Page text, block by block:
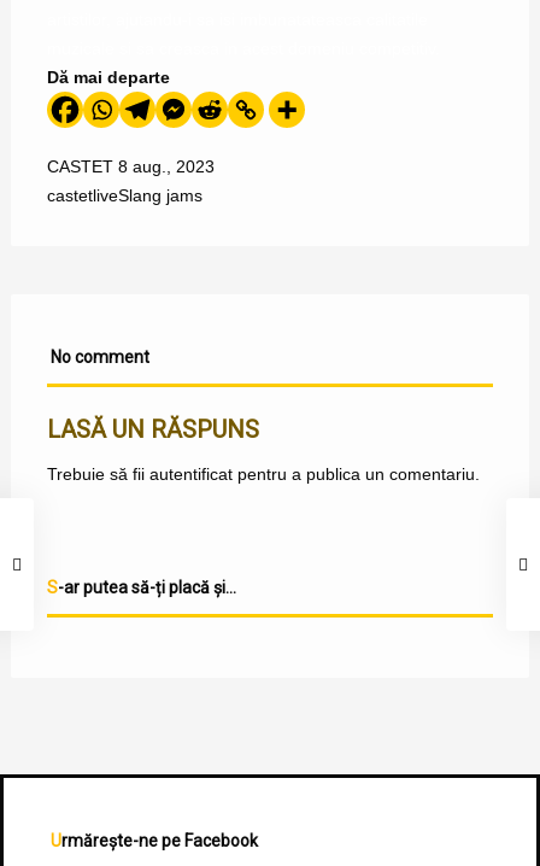
Dă mai departe
CASTET 8 aug., 2023
castetliveSlang jams
No comment
LASĂ UN RĂSPUNS
Trebuie să fii autentificatpentru a publica un comentariu.
S-ar putea să-ți placă și...
Urmărește-ne pe Facebook